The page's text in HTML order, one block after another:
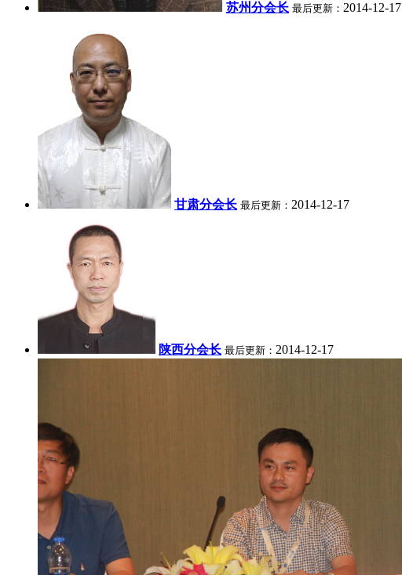
苏州分会长 最后更新： 2014-12-17
甘肃分会长 最后更新： 2014-12-17
陕西分会长 最后更新： 2014-12-17